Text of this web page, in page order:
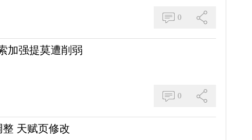
0
加强提莫遭削弱
0
天赋页修改